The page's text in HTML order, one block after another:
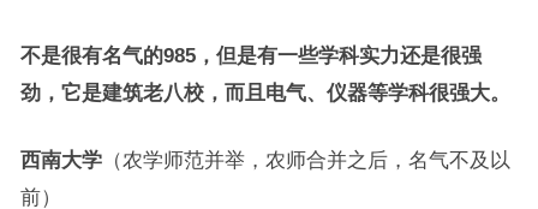
不是很有名气的985，但是有一些学科实力还是很强
劲，它是建筑老八校，而且电气、仪器等学科很强大。
西南大学（农学师范并举，农师合并之后，名气不及以
前）